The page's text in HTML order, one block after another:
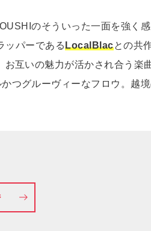
のそういった一面を強く
ッパーであるLocalBlacとの共
互いの魅力が活かされ合う楽
つグルーヴィーなフロウ。越